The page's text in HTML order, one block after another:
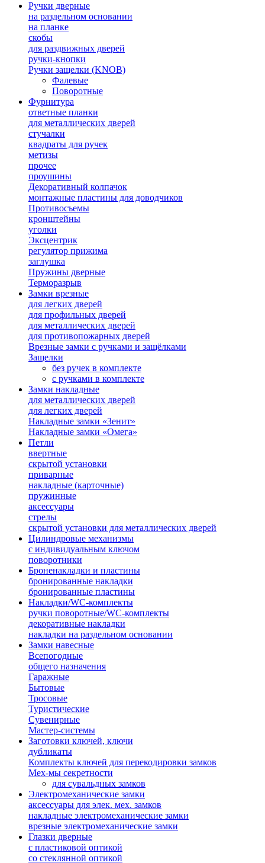
Ручки дверные
на раздельном основании
на планке
скобы
для раздвижных дверей
ручки-кнопки
Ручки защелки (KNOB)
Фалевые
Поворотные
Фурнитура
ответные планки
для металлических дверей
стучалки
квадраты для ручек
метизы
прочее
проушины
Декоративный колпачок
монтажные пластины для доводчиков
Противосъемы
кронштейны
уголки
Эксцентрик
регулятор прижима
заглушка
Пружины дверные
Терморазрыв
Замки врезные
для легких дверей
для профильных дверей
для металлических дверей
для противопожарных дверей
Врезные замки с ручками и защёлками
Защелки
без ручек в комплекте
с ручками в комплекте
Замки накладные
для металлических дверей
для легких дверей
Накладные замки «Зенит»
Накладные замки «Омега»
Петли
ввертные
скрытой установки
приварные
накладные (карточные)
пружинные
аксессуары
стрелы
скрытой установки для металлических дверей
Цилиндровые механизмы
с индивидуальным ключом
поворотники
Броненакладки и пластины
бронированные накладки
бронированные пластины
Накладки/WC-комплекты
ручки поворотные/WC-комплекты
декоративные накладки
накладки на раздельном основании
Замки навесные
Всепогодные
общего назначения
Гаражные
Бытовые
Тросовые
Туристические
Сувенирные
Мастер-системы
Заготовки ключей, ключи
дубликаты
Комплекты ключей для перекодировки замков
Мех-мы секретности
для сувальдных замков
Электромеханические замки
аксессуары для элек. мех. замков
накладные электромеханические замки
врезные электромеханические замки
Глазки дверные
с пластиковой оптикой
со стеклянной оптикой